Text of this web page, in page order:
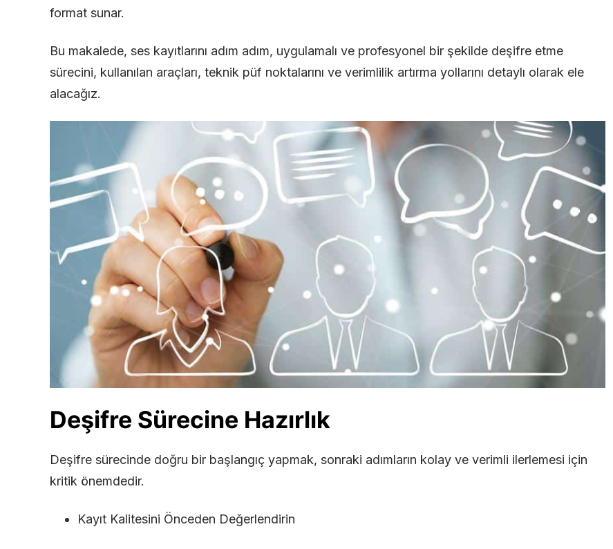
Uygulamalı
Yöntem
format sunar.
Bu makalede, ses kayıtlarını adım adım, uygulamalı ve profesyonel bir şekilde deşifre etme
sürecini, kullanılan araçları, teknik püf noktalarını ve verimlilik artırma yollarını detaylı olarak ele
alacağız.
Deşifre Sürecine Hazırlık
Deşifre sürecinde doğru bir başlangıç yapmak, sonraki adımların kolay ve verimli ilerlemesi için
kritik önemdedir.
Kayıt Kalitesini Önceden Değerlendirin